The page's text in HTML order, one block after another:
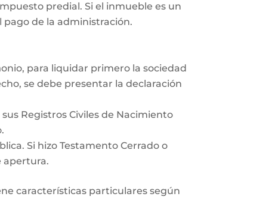
predial. Si el inmueble es un
de la administración.
para liquidar primero la sociedad
se debe presentar la declaración
Registros Civiles de Nacimiento
Si hizo Testamento Cerrado o
apertura.
características particulares según